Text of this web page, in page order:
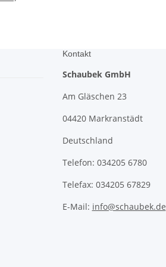
Kontakt
Schaubek GmbH
Am Gläschen 23
04420 Markranstädt
Deutschland
Telefon: 034205 6780
Telefax: 034205 67829
E-Mail: info@schaubek.de